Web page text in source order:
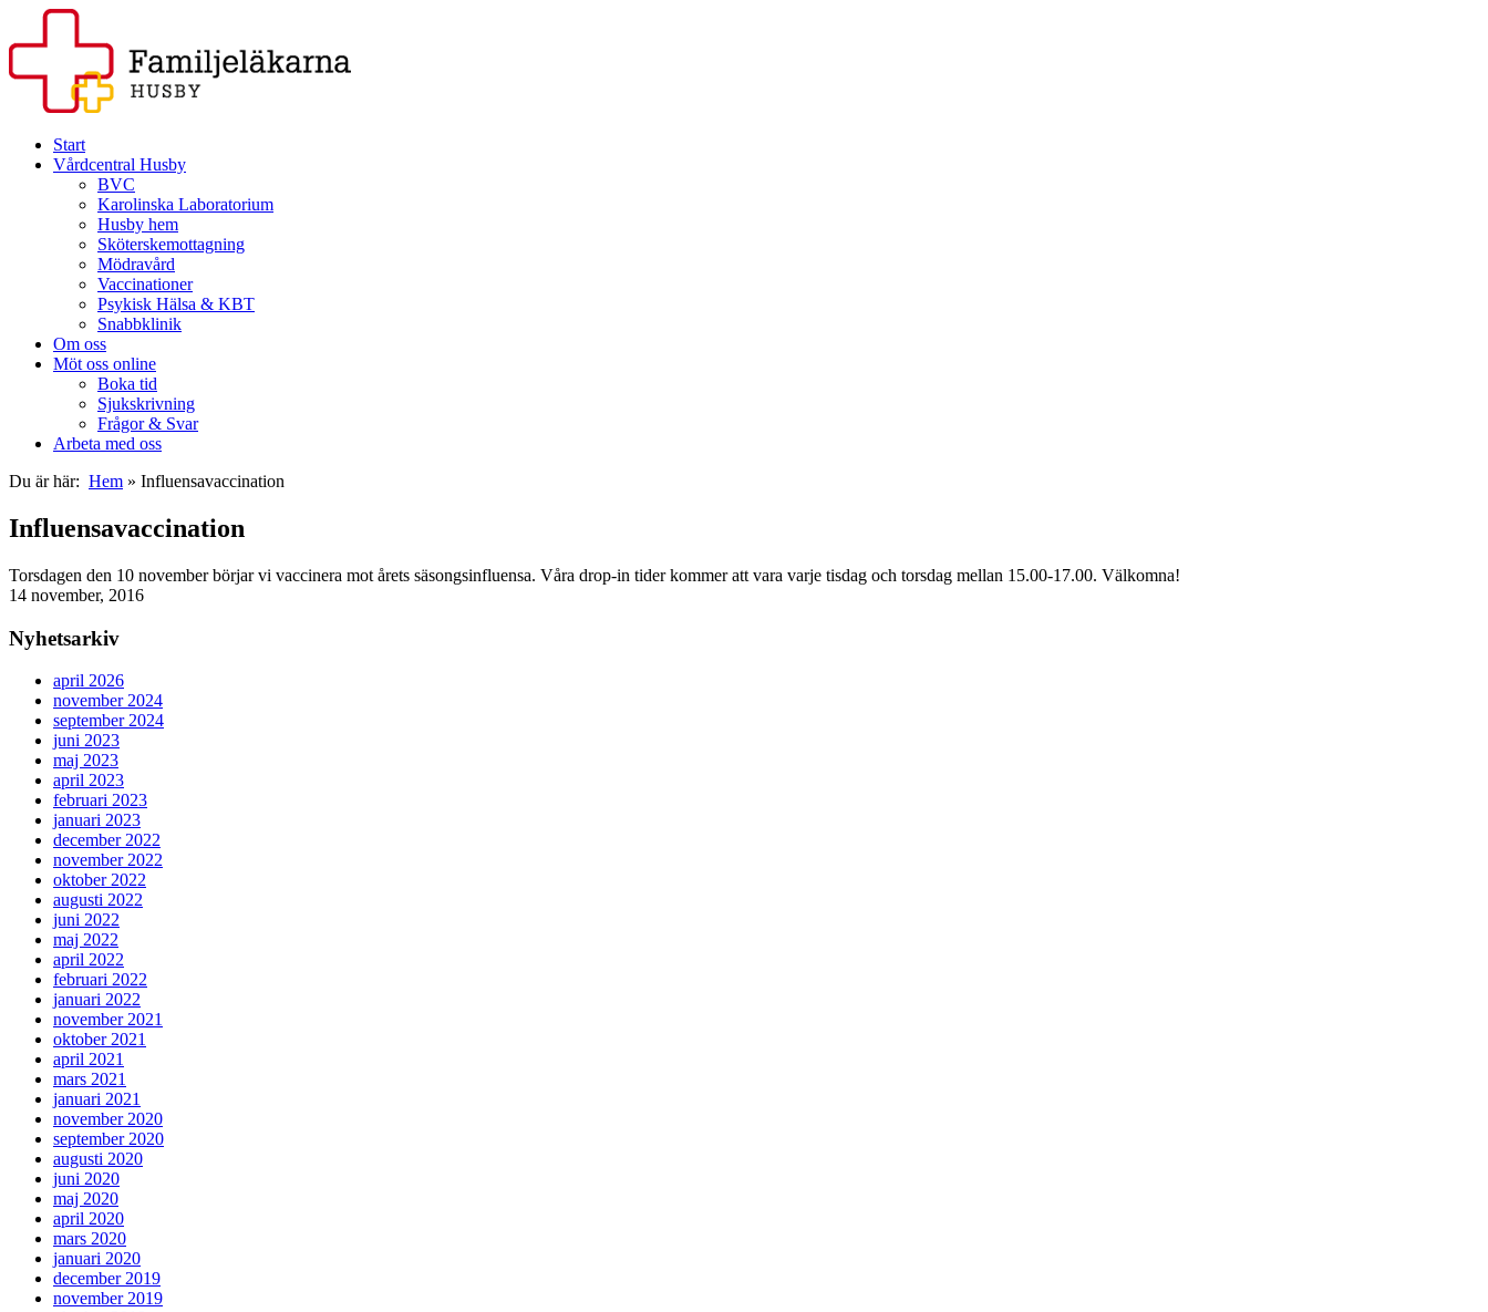
Start
Vårdcentral Husby
BVC
Karolinska Laboratorium
Husby hem
Sköterskemottagning
Mödravård
Vaccinationer
Psykisk Hälsa & KBT
Snabbklinik
Om oss
Möt oss online
Boka tid
Sjukskrivning
Frågor & Svar
Arbeta med oss
Du är här: Hem » Influensavaccination
Influensavaccination
Torsdagen den 10 november börjar vi vaccinera mot årets säsongsinfluensa. Våra drop-in tider kommer att vara varje tisdag och torsdag mellan 15.00-17.00. Välkomna!
14 november, 2016
Nyhetsarkiv
april 2026
november 2024
september 2024
juni 2023
maj 2023
april 2023
februari 2023
januari 2023
december 2022
november 2022
oktober 2022
augusti 2022
juni 2022
maj 2022
april 2022
februari 2022
januari 2022
november 2021
oktober 2021
april 2021
mars 2021
januari 2021
november 2020
september 2020
augusti 2020
juni 2020
maj 2020
april 2020
mars 2020
januari 2020
december 2019
november 2019